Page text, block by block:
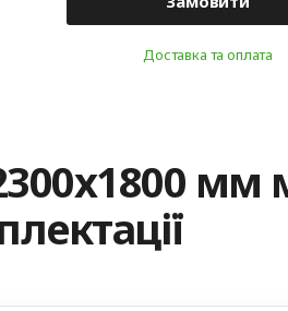
Доставка та оплата